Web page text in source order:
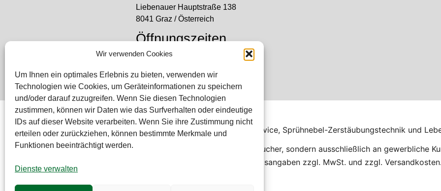
Wir verwenden Cookies
Um Ihnen ein optimales Erlebnis zu bieten, verwenden wir
Technologien wie Cookies, um Geräteinformationen zu speichern
und/oder darauf zuzugreifen. Wenn Sie diesen Technologien
zustimmen, können wir Daten wie das Surfverhalten oder eindeutige
IDs auf dieser Website verarbeiten. Wenn Sie ihre Zustimmung nicht
erteilen oder zurückziehen, können bestimmte Merkmale und
Funktionen beeinträchtigt werden.
Dienste verwalten
Liebenauer Hauptstraße 138
8041 Graz / Österreich
Öffnungszeiten
Mo – Do: 08:00 – 16:30 Uhr
Bei diesem Webshop handelt es sich um einen B2B-Webshop
RAUCH – Ihr Experte aus Österreich für Waagen, Eich- & Kalibrierservice, Sprühnebel-Zerstäubungstechnik und
Sämtliche Angebote der A. Rauch GmbH richten sich nicht an Verbraucher, sondern ausschließlich an gewerbliche
Deutschland und der Schweiz (weitere Länder auf Anfrage). Alle Preisangaben zzgl. MwSt. und zzgl.